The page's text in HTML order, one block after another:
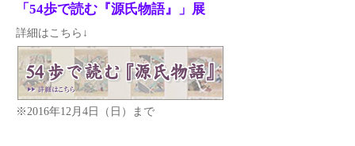
「54歩で読む『源氏物語』」展
詳細はこちら↓
※2016年12月4日（日）まで